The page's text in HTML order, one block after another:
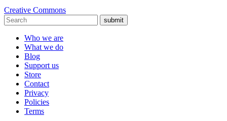
Creative Commons
submit
Who we are
What we do
Blog
Support us
Store
Contact
Privacy
Policies
Terms